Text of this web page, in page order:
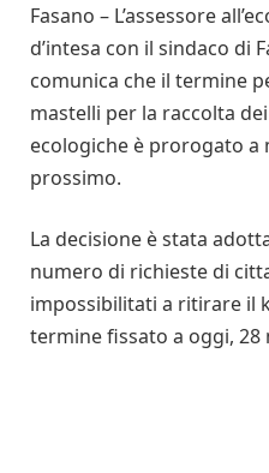
Fasano – L’assessore
d’intesa con il sindaco di
comunica che il termine
mastelli per la raccolta
ecologiche è prorogato a
prossimo.
La decisione è stata
numero di richieste di
impossibilitati a ritirare il
termine fissato a oggi, 28